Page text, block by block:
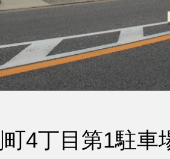
4丁目第1駐車